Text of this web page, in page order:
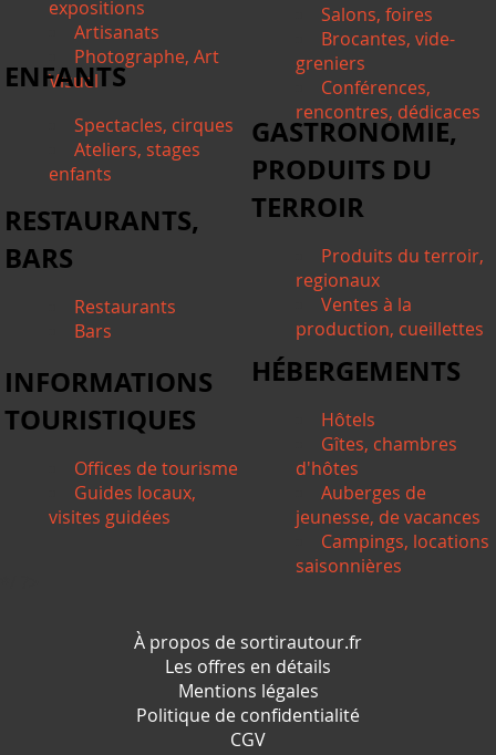
expositions
Artisanats
Photographe, Art
Visuel
Salons, foires
Brocantes, vide-
greniers
Conférences,
rencontres, dédicaces
ENFANTS
Spectacles, cirques
Ateliers, stages
enfants
GASTRONOMIE,
PRODUITS DU
TERROIR
Produits du terroir,
regionaux
Ventes à la
production, cueillettes
RESTAURANTS,
BARS
Restaurants
Bars
HÉBERGEMENTS
Hôtels
Gîtes, chambres
d'hôtes
Auberges de
jeunesse, de vacances
Campings, locations
saisonnières
INFORMATIONS
TOURISTIQUES
Offices de tourisme
Guides locaux,
visites guidées
À propos de sortirautour.fr
Les offres en détails
Mentions légales
Politique de confidentialité
CGV